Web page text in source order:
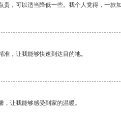
贵，可以适当降低一些。我个人觉得，一款
，让我能够快速到达目的地。
让我能够感受到家的温暖。